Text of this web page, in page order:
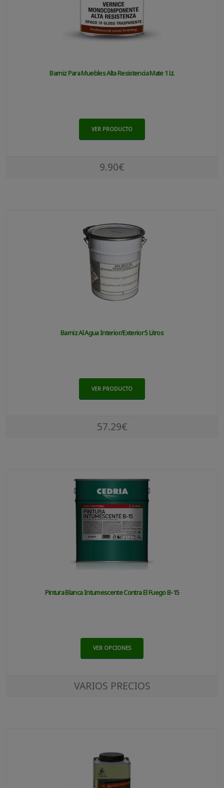
Barniz Para Muebles Alta Resistencia Mate 1 Lt.
VER PRODUCTO
9.90€
Barniz Al Agua Interior/exterior 5 Litros
VER PRODUCTO
57.29€
Pintura Blanca Intumescente Contra El Fuego B-15
VER OPCIONES
VARIOS PRECIOS